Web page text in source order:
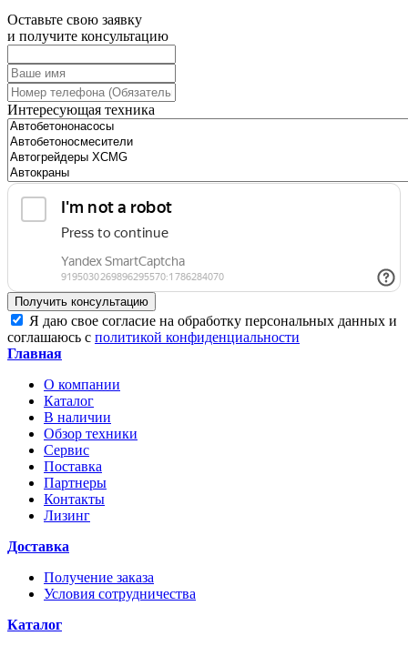
Оставьте свою заявку
и получите консультацию
Интересующая техника
Получить консультацию
Я даю свое согласие на обработку персональных данных и
соглашаюсь с политикой конфиденциальности
Главная
О компании
Каталог
В наличии
Обзор техники
Сервис
Поставка
Партнеры
Контакты
Лизинг
Доставка
Получение заказа
Условия сотрудничества
Каталог